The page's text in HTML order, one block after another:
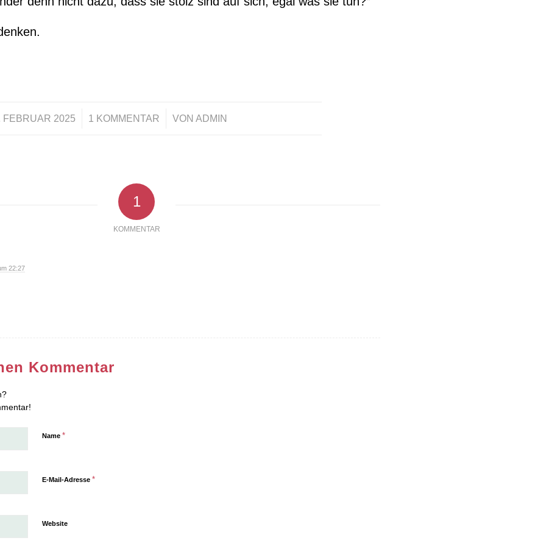
FEBRUAR 2025
/ 1 KOMMENTAR
/ VON ADMIN
1
KOMMENTAR
22:27
Kommentar
Name *
E-Mail-Adresse *
Website